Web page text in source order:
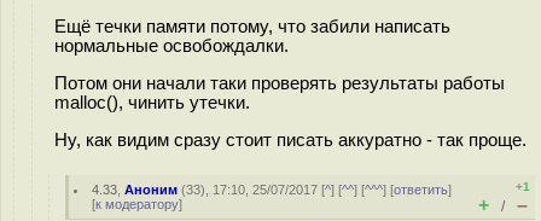
Ещё течки памяти потому, что забили написать
нормальные освобождалки.
Потом они начали таки проверять результаты работы
malloc(), чинить утечки.
Ну, как видим сразу стоит писать аккуратно - так проще.
4.33 ,Аноним (33), 17:10, 25/07/2017 [^] [^^] [^^^] [ответить]
[к модератору]
+1
+ / –